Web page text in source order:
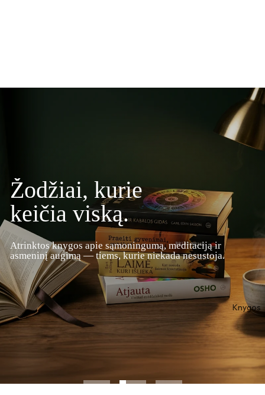
Knygos
Žodžiai, kurie
keičia viską.
Atrinktos knygos apie sąmoningumą, meditaciją ir
asmeninį augimą — tiems, kurie niekada nesustoja.
Naršyti Knygas